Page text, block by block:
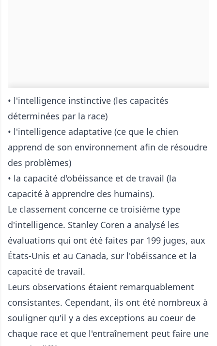
• l'intelligence instinctive (les capacités
déterminées par la race)
• l'intelligence adaptative (ce que le chien
apprend de son environnement afin de résoudre
des problèmes)
• la capacité d'obéissance et de travail (la
capacité à apprendre des humains).
Le classement concerne ce troisième type
d'intelligence. Stanley Coren a analysé les
évaluations qui ont été faites par 199 juges, aux
États-Unis et au Canada, sur l'obéissance et la
capacité de travail.
Leurs observations étaient remarquablement
consistantes. Cependant, ils ont été nombreux à
souligner qu'il y a des exceptions au coeur de
chaque race et que l'entraînement peut faire une